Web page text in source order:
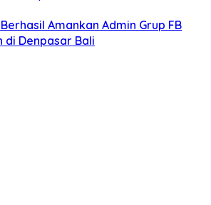
Amankan Admin Grup FB
di Denpasar Bali